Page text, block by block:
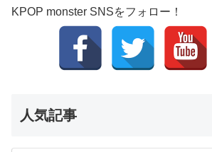
KPOP monster SNSをフォロー！
人気記事